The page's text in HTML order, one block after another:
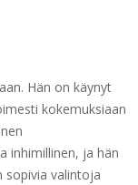
Hän on käynyt
kokemuksiaan
inhimillinen, ja hän
sopivia valintoja